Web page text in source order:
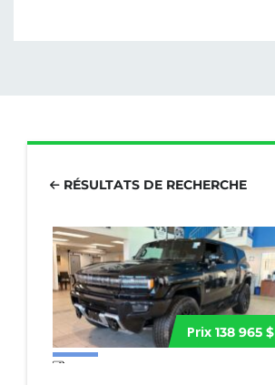
RÉSULTATS DE RECHERCHE
Prix 138 965 $